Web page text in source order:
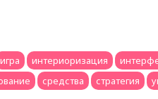
игра интериоризация
средства стратегия